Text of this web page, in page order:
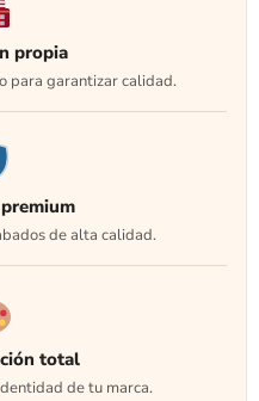
propia
para garantizar calidad.
de alta calidad.
total
de tu marca.